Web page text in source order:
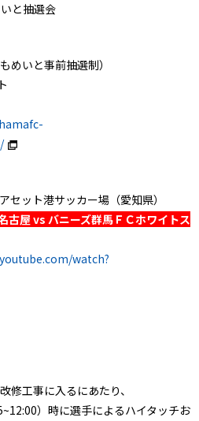
と抽選会
めいと事前抽選制）
セット港サッカー場（愛知県）
古屋 vs バニーズ群馬ＦＣホワイトス
watch?
工事に入るにあたり、
）時に選手によるハイタッチお